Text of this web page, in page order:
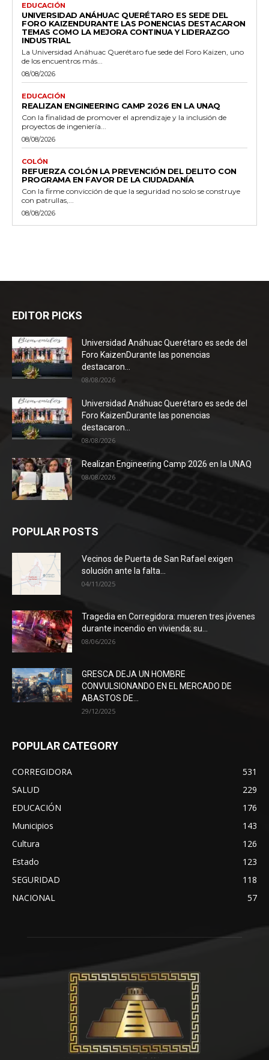
EDUCACIÓN
UNIVERSIDAD ANÁHUAC QUERÉTARO ES SEDE DEL
FORO KAIZENDURANTE LAS PONENCIAS DESTACARON
TEMAS COMO LA MEJORA CONTINUA Y LIDERAZGO
INDUSTRIAL
La Universidad Anáhuac Querétaro fue sede del Foro Kaizen, uno
de los encuentros más...
08/08/2026
EDUCACIÓN
REALIZAN ENGINEERING CAMP 2026 EN LA UNAQ
Con la finalidad de promover el aprendizaje y la inclusión de
proyectos de ingeniería...
08/08/2026
COLÓN
REFUERZA COLÓN LA PREVENCIÓN DEL DELITO CON
PROGRAMA EN FAVOR DE LA CIUDADANÍA
Con la firme convicción de que la seguridad no solo se construye
con patrullas,...
08/08/2026
EDITOR PICKS
Universidad Anáhuac Querétaro es sede del
Foro KaizenDurante las ponencias
destacaron...
08/08/2026
Universidad Anáhuac Querétaro es sede del
Foro KaizenDurante las ponencias
destacaron...
08/08/2026
Realizan Engineering Camp 2026 en la UNAQ
08/08/2026
POPULAR POSTS
Vecinos de Puerta de San Rafael exigen
solución ante la falta...
04/11/2025
Tragedia en Corregidora: mueren tres jóvenes
durante incendio en vivienda; su...
08/06/2026
GRESCA DEJA UN HOMBRE
CONVULSIONANDO EN EL MERCADO DE
ABASTOS DE...
29/12/2025
POPULAR CATEGORY
CORREGIDORA
531
SALUD
229
EDUCACIÓN
176
Municipios
143
Cultura
126
Estado
123
SEGURIDAD
118
NACIONAL
57